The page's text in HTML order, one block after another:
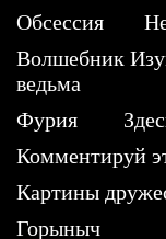
Обсессия
Волшебник
ведьма
Фурия
Комментируй
Картины
Горыныч